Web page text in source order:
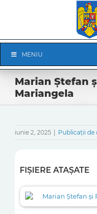
Navigation
MENIU
Marian Ștefan
Mariangela
iunie 2, 2025 Publicații de
FIȘIERE ATAȘATE
Marian Ștefan și